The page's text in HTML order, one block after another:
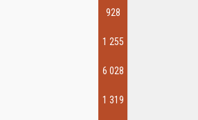
928
1 255
6 028
1 319